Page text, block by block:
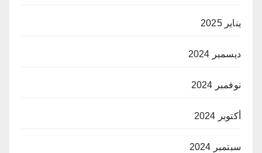
يناير 2025
ديسمبر 2024
نوفمبر 2024
أكتوبر 2024
سبتمبر 2024